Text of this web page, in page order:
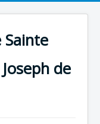
Sainte
de